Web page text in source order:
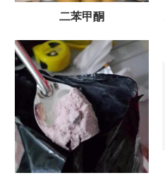
二苯甲酮